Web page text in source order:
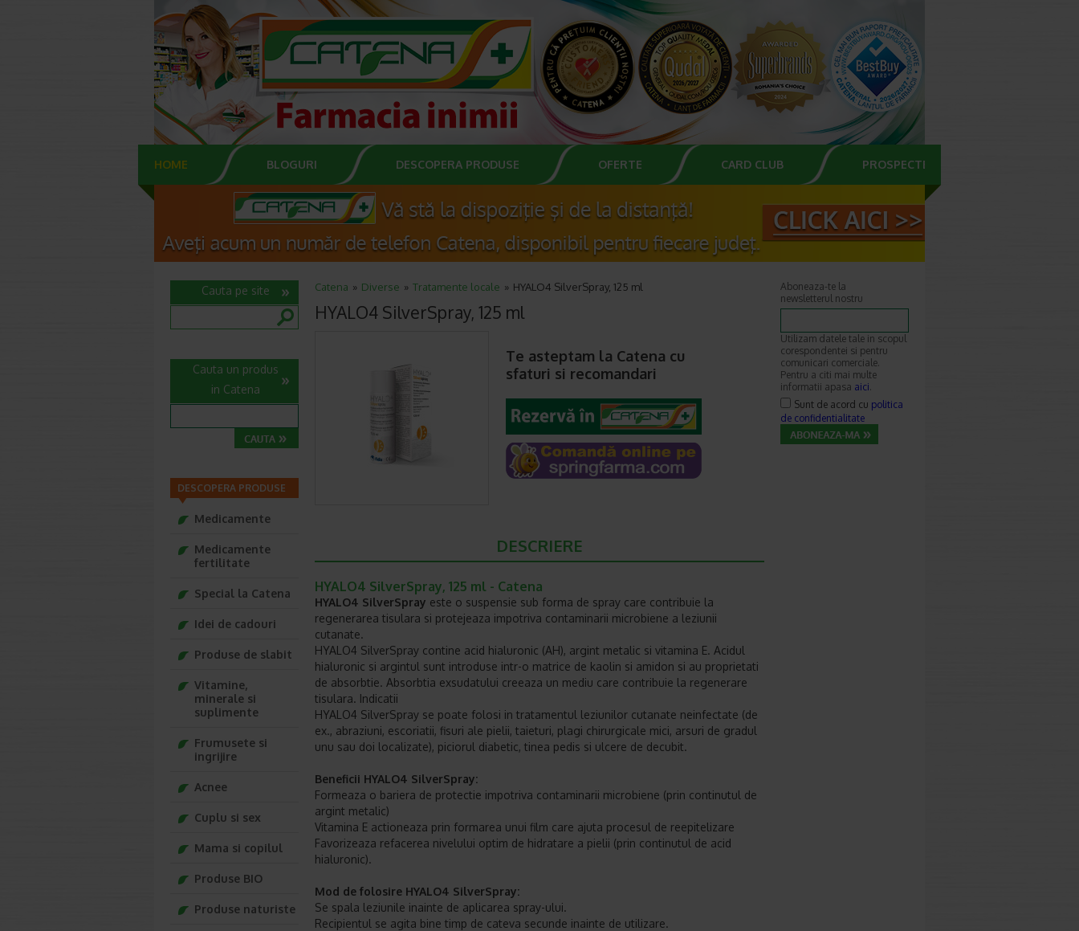
HOME BLOGURI DESCOPERA PRODUSE OFERTE CARD CLUB PROSPECTE
Catena Diverse Tratamente locale HYALO4 SilverSpray, 125 ml
HYALO4 SilverSpray, 125 ml
Te asteptam la Catena cu
sfaturi si recomandari
DESCRIERE
HYALO4 SilverSpray, 125 ml - Catena
HYALO4 SilverSpray este o suspensie sub forma de spray care contribuie la
regenerarea tisulara si protejeaza impotriva contaminarii microbiene a leziunii
cutanate.
HYALO4 SilverSpray contine acid hialuronic (AH), argint metalic si vitamina E. Acidul
hialuronic si argintul sunt introduse intr-o matrice de kaolin si amidon si au proprietati
de absorbtie. Absorbtia exsudatului creeaza un mediu care contribuie la regenerare
tisulara. Indicatii
HYALO4 SilverSpray se poate folosi in tratamentul leziunilor cutanate neinfectate (de
ex., abraziuni, escoriatii, fisuri ale pielii, taieturi, plagi chirurgicale mici, arsuri de gradul
unu sau doi localizate), piciorul diabetic, tinea pedis si ulcere de decubit.
Beneficii HYALO4 SilverSpray:
Formeaza o bariera de protectie impotriva contaminarii microbiene (prin continutul de
argint metalic)
Vitamina E actioneaza prin formarea unui film care ajuta procesul de reepitelizare
Favorizeaza refacerea nivelului optim de hidratare a pielii (prin continutul de acid
hialuronic).
Mod de folosire HYALO4 SilverSpray:
Se spala leziunile inainte de aplicarea spray-ului.
Recipientul se agita bine timp de cateva secunde inainte de utilizare.
Cauta pe site
Cauta un produs
in Catena
DESCOPERA PRODUSE
Medicamente
Medicamente
fertilitate
Special la Catena
Idei de cadouri
Produse de slabit
Vitamine,
minerale si
suplimente
Frumusete si
ingrijire
Acnee
Cuplu si sex
Mama si copilul
Produse BIO
Produse naturiste
Aboneaza-te la
newsletterul nostru
Utilizam datele tale in scopul
corespondentei si pentru
comunicari comerciale.
Pentru a citi mai multe
informatii apasa aici.
Sunt de acord cu politica
de confidentialitate